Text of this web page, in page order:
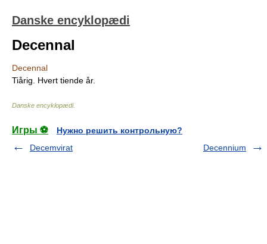
Danske encyklopædi
Decennal
Decennal
Tiårig. Hvert tiende år.
Danske encyklopædi.
Игры ⚽
Нужно решить контрольную?
Decemvirat
Decennium